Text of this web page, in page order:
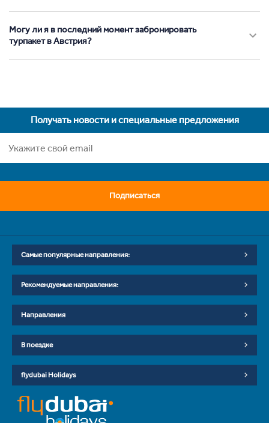
Могу ли я в последний момент забронировать
турпакет в Австрия?
Получать новости и специальные предложения
Подписаться
Самые популярные направления:
Рекомендуемые направления:
Направления
В поездке
flydubai Holidays